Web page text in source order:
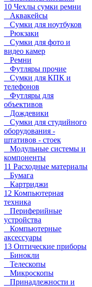
10 Чехлы сумки ремни
Аквакейсы
Сумки для ноутбуков
Рюкзаки
Сумки для фото и
видео камер
Ремни
Футляры прочие
Сумки для КПК и
телефонов
Футляры для
объективов
Дождевики
Сумки для студийного
оборудования -
штативов - стоек
Модульные системы и
компоненты
11 Расходные материалы
Бумага
Картриджи
12 Компьютерная
техника
Периферийные
устройства
Компьютерные
аксессуары
13 Оптические приборы
Бинокли
Телескопы
Микроскопы
Принадлежности и